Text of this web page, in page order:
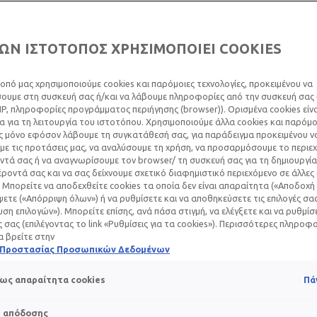
μια δύσκολη εμπειρία τόσο σε σωματικό όσο και σε
μπορείτε να δοκιμάσετε, πιθανώς για πρώτη φορά,
. Συνδυάζει τη σοφία της Ανατολής με την
ασκούν.
ρίξετε ρυθμούς, να χαλαρώσετε και να συγκεντρωθείτε
ΙΣΤΟΤΟΠΟΣ ΧΡΗΣΙΜΟΠΟΙΕΙ COOKIES
μας χρησιμοποιούμε cookies και παρόμοιες τεχνολογίες, προκειμένου να
στη συσκευή σας ή/και να λάβουμε πληροφορίες από την συσκευή σας
πληροφορίες προγράμματος περιήγησης (browser)). Ορισμένα cookies
για τη λειτουργία του ιστοτόπου. Χρησιμοποιούμε άλλα cookies και
μόνο εφόσον λάβουμε τη συγκατάθεσή σας, για παράδειγμα προκειμένου
τις προτάσεις μας, να αναλύσουμε τη χρήση, να προσαρμόσουμε το
σας ή να αναγνωρίσουμε τον browser/ τη συσκευή σας για τη
σας και να σας δείχνουμε σχετικό διαφημιστικό περιεχόμενο σε άλλες
Μπορείτε να αποδεχθείτε cookies τα οποία δεν είναι απαραίτητα
(«Απόρριψη όλων») ή να ρυθμίσετε και να αποθηκεύσετε τις επιλογές
επιλογών»). Μπορείτε επίσης, ανά πάσα στιγμή, να ελέγξετε και να
σας (επιλέγοντας το link «Ρυθμίσεις για τα cookies»). Περισσότερες
βρείτε στην
Προστασίας Προσωπικών Δεδομένων
απαραίτητα cookies
απόδοσης